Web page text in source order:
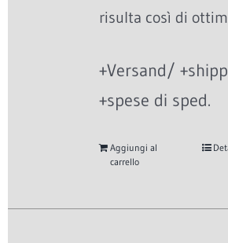
risulta così di
+Versand/
+spese di sped.
Aggiungi al
carrello